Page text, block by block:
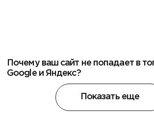
Почему ваш сайт не попадает в
Google и Яндекс?
Показать еще